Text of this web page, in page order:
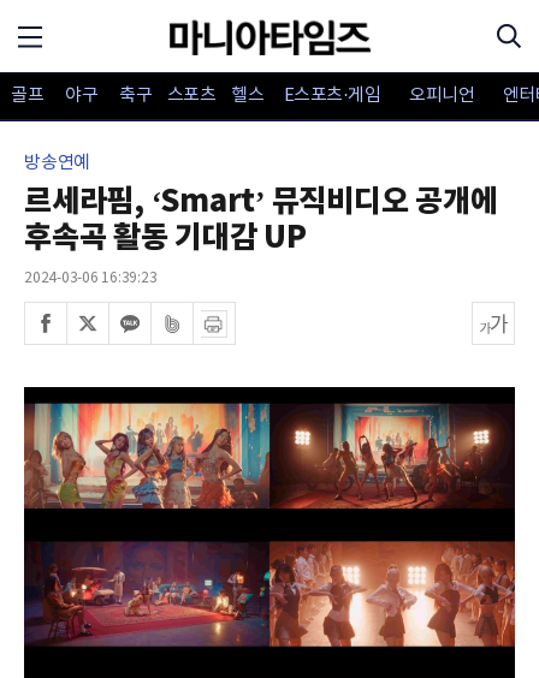
골프 야구 축구 스포츠 헬스 E스포츠·게임 오피니언 엔
방송연예
르세라핌, ‘Smart’ 뮤직비디오 공개에
후속곡 활동 기대감 UP
2024-03-06 16:39:23